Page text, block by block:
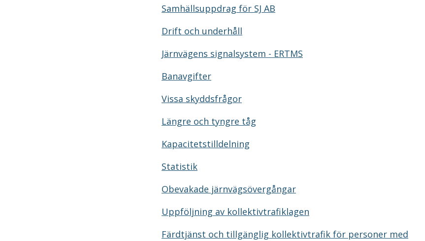
Samhällsuppdrag för SJ AB
Drift och underhåll
Järnvägens signalsystem - ERTMS
Banavgifter
Vissa skyddsfrågor
Längre och tyngre tåg
Kapacitetstilldelning
Statistik
Obevakade järnvägsövergångar
Uppföljning av kollektivtrafiklagen
Färdtjänst och tillgänglig kollektivtrafik för personer med